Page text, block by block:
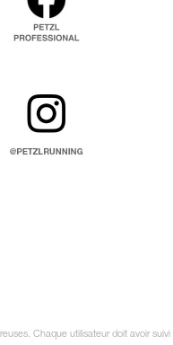
Chaque utilisateur doit avoir